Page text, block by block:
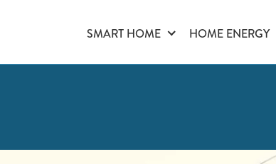
SMART HOME HOME ENERGY